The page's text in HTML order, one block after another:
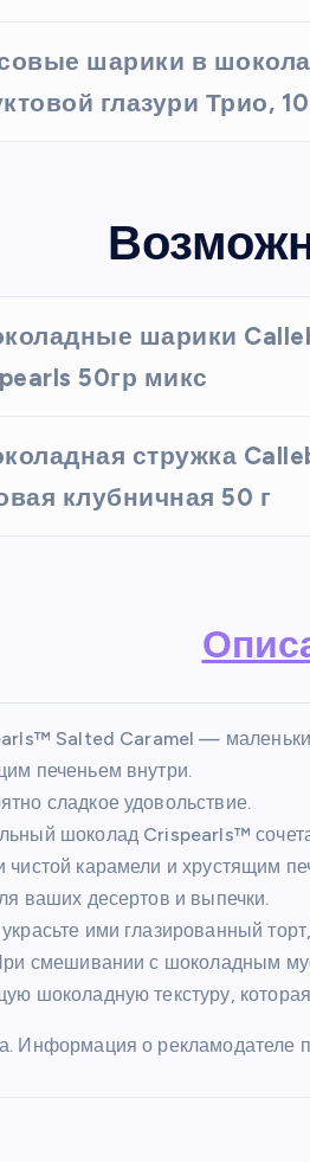
шарики в
глазури Трио,
шарики
50гр микс
стружка
клубничная 50 г
Salted Caramel —
печеньем внутри.
сладкое удовольствие.
шоколад Crispearls™
чистой карамели и хрустящим
ваших десертов и выпечки.
ими глазированный
смешивании с шоколадным
шоколадную текстуру,
Информация о рекламодателе